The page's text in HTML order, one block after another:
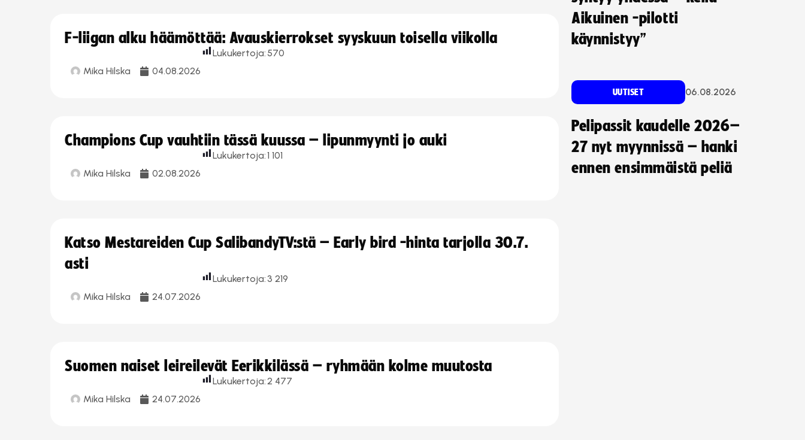
F-liigan alku häämöttää: Avauskierrokset syyskuun toisella viikolla
Mika Hilska 04.08.2026
Lukukertoja: 570
Champions Cup vauhtiin tässä kuussa – lipunmyynti jo auki
Mika Hilska 02.08.2026
Lukukertoja:1 101
Katso Mestareiden Cup SalibandyTV:stä – Early bird -hinta tarjolla 30.7.
asti
Mika Hilska 24.07.2026
Lukukertoja: 3 219
Suomen naiset leireilevät Eerikkilässä – ryhmään kolme muutosta
Mika Hilska 24.07.2026
Lukukertoja:2 477
Aikuinen -pilotti
käynnistyy”
UUTISET 06.08.2026
Pelipassit kaudelle 2026–
27 nyt myynnissä – hanki
ennen ensimmäistä peliä